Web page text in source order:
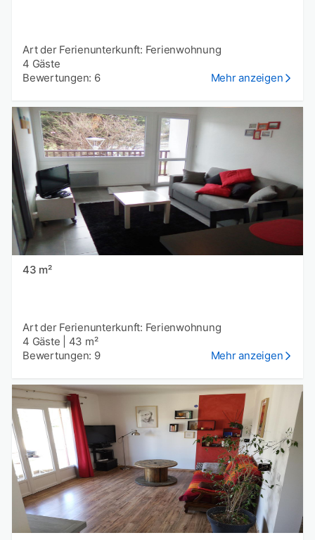
Art der Ferienunterkunft: Ferienwohnung
4 Gäste
Bewertungen: 6
Mehr anzeigen
43 m²
Art der Ferienunterkunft: Ferienwohnung
4 Gäste
43 m²
Bewertungen: 9
Mehr anzeigen